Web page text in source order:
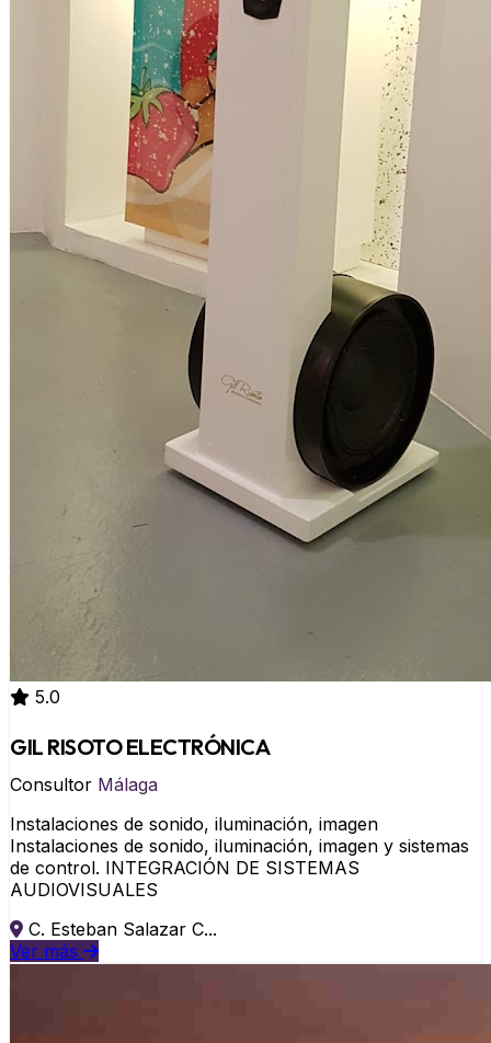
5.0
GIL RISOTO ELECTRÓNICA
Consultor Málaga
Instalaciones de sonido, iluminación, imagen
Instalaciones de sonido, iluminación, imagen y sistemas
de control. INTEGRACIÓN DE SISTEMAS
AUDIOVISUALES
C. Esteban Salazar C...
Ver más